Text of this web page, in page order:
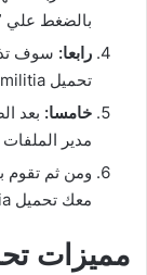
بالضغط علي
رابعا: سوف
تحميل mini militia ) لحين ينتهي وبعدها تقوم بالضغط عليه.
خامسا: بعد
مدير
ومن ثم تقوم
معك تحميل mini militia اخر اصدار مجانا بسهولة.
مميزات